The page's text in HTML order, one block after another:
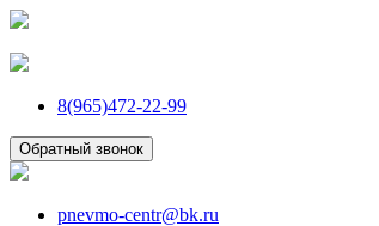
8(965)472-22-99
Обратный звонок
pnevmo-centr@bk.ru